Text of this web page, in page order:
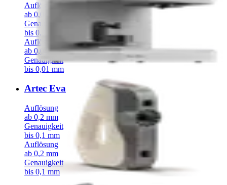
Auflösung
ab 0,04 mm
Genauigkeit
bis 0,01 mm
Auflösung
ab 0,04 mm
Genauigkeit
bis 0,01 mm
Artec Eva
Auflösung
ab 0,2 mm
Genauigkeit
bis 0,1 mm
Auflösung
ab 0,2 mm
Genauigkeit
bis 0,1 mm